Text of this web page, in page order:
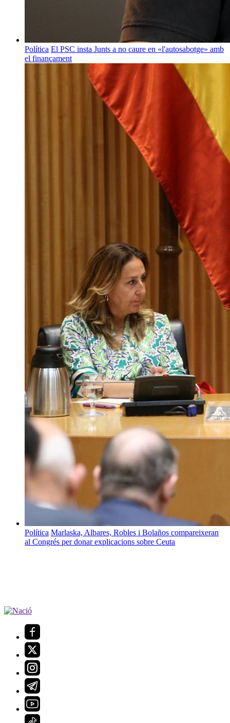
Política El PSC insta Junts a no caure en «l'autosabotge» amb
el finançament
Política Marlaska, Albares, Robles i Bolaños compareixeran
al Congrés per donar explicacions sobre Ceuta